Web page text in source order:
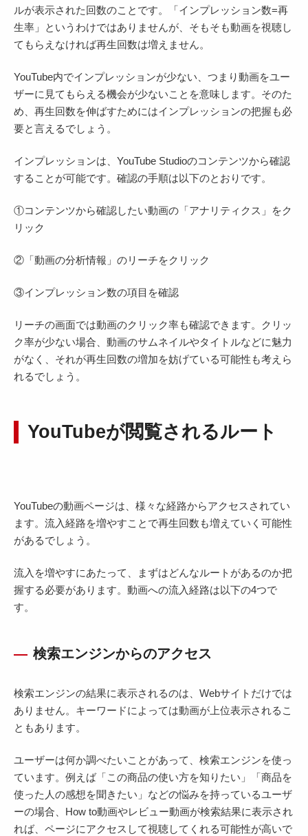
ルが表示された回数のことです。「インプレッション数=再
生率」というわけではありませんが、そもそも動画を視聴し
てもらえなければ再生回数は増えません。
YouTube内でインプレッションが少ない、つまり動画をユー
ザーに見てもらえる機会が少ないことを意味します。そのた
め、再生回数を伸ばすためにはインプレッションの把握も必
要と言えるでしょう。
インプレッションは、YouTube Studioのコンテンツから確認
することが可能です。確認の手順は以下のとおりです。
①コンテンツから確認したい動画の「アナリティクス」をク
リック
②「動画の分析情報」のリーチをクリック
③インプレッション数の項目を確認
リーチの画面では動画のクリック率も確認できます。クリッ
ク率が少ない場合、動画のサムネイルやタイトルなどに魅力
がなく、それが再生回数の増加を妨げている可能性も考えら
れるでしょう。
YouTubeが閲覧されるルート
YouTubeの動画ページは、様々な経路からアクセスされてい
ます。流入経路を増やすことで再生回数も増えていく可能性
があるでしょう。
流入を増やすにあたって、まずはどんなルートがあるのか把
握する必要があります。動画への流入経路は以下の4つで
す。
検索エンジンからのアクセス
検索エンジンの結果に表示されるのは、Webサイトだけでは
ありません。キーワードによっては動画が上位表示されるこ
ともあります。
ユーザーは何か調べたいことがあって、検索エンジンを使っ
ています。例えば「この商品の使い方を知りたい」「商品を
使った人の感想を聞きたい」などの悩みを持っているユーザ
ーの場合、How to動画やレビュー動画が検索結果に表示され
れば、ページにアクセスして視聴してくれる可能性が高いで